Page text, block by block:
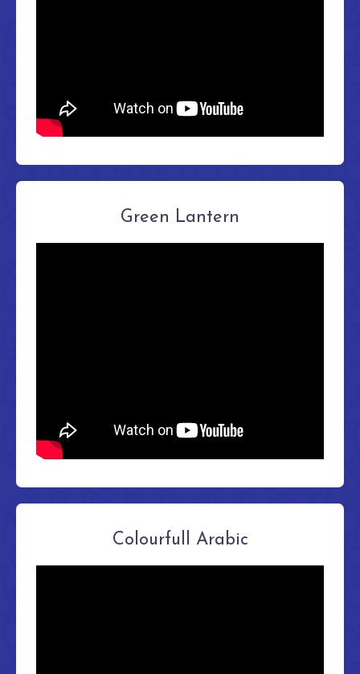
Green Lantern
Colourfull Arabic